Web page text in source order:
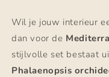
Wil je jouw interieur
dan voor de
stijlvolle set bestaat
Phalaenopsis